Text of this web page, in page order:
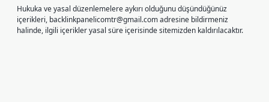
Hukuka ve yasal düzenlemelere aykırı olduğunu düşündüğünüz
içerikleri, backlinkpanelicomtr@gmail.comadresine bildirmeniz
halinde, ilgili içerikler yasal süre içerisinde sitemizden kaldırılacaktır.